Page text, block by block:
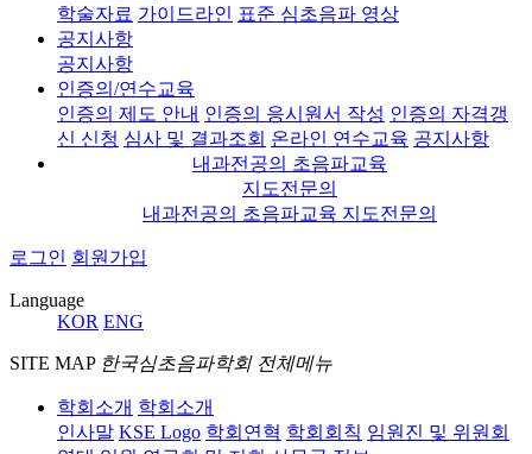
학술자료 가이드라인 표준 심초음파 영상
공지사항
공지사항
인증의/연수교육
인증의 제도 안내 인증의 응시원서 작성 인증의 자격갱
신 신청 심사 및 결과조회 온라인 연수교육 공지사항
내과전공의 초음파교육
지도전문의
내과전공의 초음파교육 지도전문의
로그인 회원가입
Language
KOR ENG
SITE MAP 한국심초음파학회 전체메뉴
학회소개 학회소개
인사말 KSE Logo 학회연혁 학회회칙 임원진 및 위원회